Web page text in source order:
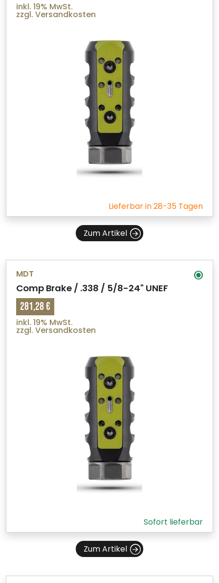
inkl. 19% MwSt.
zzgl. Versandkosten
Lieferbar in 28-35 Tagen
Zum Artikel
MDT
Comp Brake / .338 / 5/8-24" UNEF
281,28 €
inkl. 19% MwSt.
zzgl. Versandkosten
Sofort lieferbar
Zum Artikel